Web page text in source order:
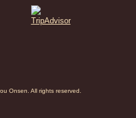
Onsen. All rights reserved.